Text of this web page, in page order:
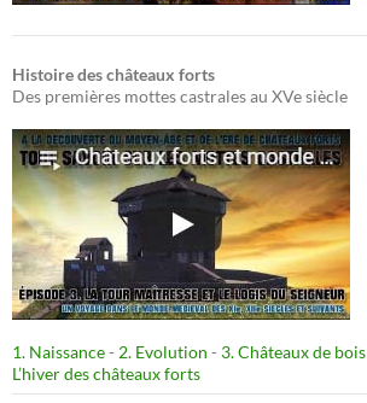
Histoire des châteaux forts
Des premières mottes castrales au XVe siècle
1. Naissance- 2. Evolution - 3. Châteaux de bois
L’hiver des châteaux forts